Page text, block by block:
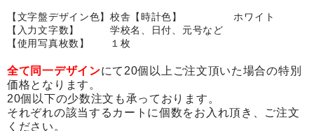
知育時計
お絵かきギャラリー
自作オリジナル時計
【文字盤デザイン色】校舎【時計色】 ホワイト
【入力文字数】 学校名、日付、元号など
【使用写真枚数】 １枚
全て同一デザインにて20個以上ご注文頂いた場合の特別
価格となります。
20個以下の少数注文も承っております。
それぞれの該当するカートに個数をお入れ頂き、ご注文
ください。